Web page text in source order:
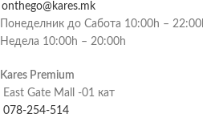
onthego@kares.mk
Понеделник до Сабота 10:00h –
Недела 10:00h – 20:00h
Kares Premium
East Gate Mall -01 кат
078-254-514